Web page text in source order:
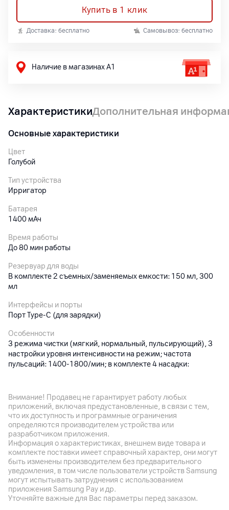
Купить в 1 клик
Доставка: бесплатно Самовывоз: бесплатно
Наличие в магазинах А1
ХарактеристикиДополнительная
Основные характеристики
Цвет
Голубой
Тип устройства
Ирригатор
Батарея
1400 мАч
Время работы
До 80 мин работы
Резервуар для воды
В комплекте 2 съемных/заменяемых емкости: 150 мл, 300
мл
Интерфейсы и порты
Порт Type-C (для зарядки)
Особенности
3 режима чистки (мягкий, нормальный, пульсирующий), 3
настройки уровня интенсивности на режим; частота
пульсаций: 1400-1800/мин; в комплекте 4 насадки:
языка; водостойкость IPX7
Другие характеристики
Гарантия
12мес.
Импортер
Частное предприятие «Неолинк», 220055, г. Минск,ул.
Каменногорская, д.45, оф. 203
Внимание! Продавец не гарантирует работу любых
приложений, включая предустановленные, в связи с тем,
что их доступность и программные ограничения
определяются производителем устройства или
разработчиком приложения.
Информация о характеристиках, внешнем виде товара и
комплекте поставки имеет справочный характер, они могут
быть изменены производителем без предварительного
уведомления, в том числе пользователи устройств Samsung
могут испытывать затруднения с использованием
приложения Samsung Pay и др.
Уточняйте важные для Вас параметры перед заказом.